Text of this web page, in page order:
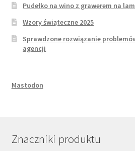
Pudełko na wino z grawerem na
Wzory świąteczne 2025
Sprawdzone rozwiązanie
agencji
Mastodon
Znaczniki produktu